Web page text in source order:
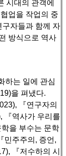
시대의 관객에
업을 작업의 중
구자들과 함께 자
방식으로 역사
하는 일에 관심
을 펴냈다.
『연구자의
『역사가 우리를
학을 부수는 문학
민주주의, 증언,
『저수하의 시